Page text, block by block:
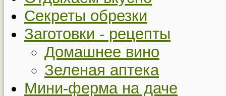
Секреты обрезки
Заготовки - рецепты
Домашнее вино
Зеленая аптека
Мини-ферма на даче